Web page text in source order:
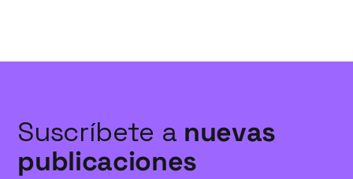
Suscríbete a nuevas
publicaciones